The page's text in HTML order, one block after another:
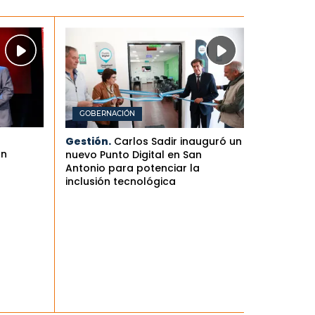
GOBERNACIÓN
Gestión. Carlos Sadir inauguró un
nuevo Punto Digital en San
Antonio para potenciar la
inclusión tecnológica